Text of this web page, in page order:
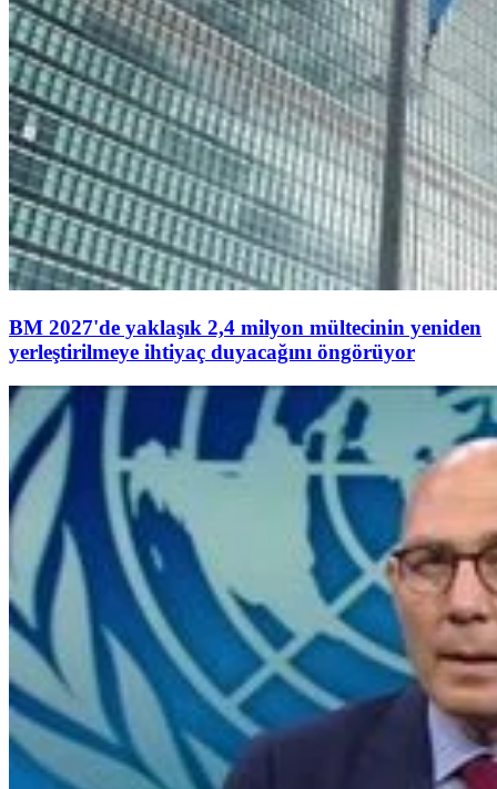
BM 2027'de yaklaşık 2,4 milyon mültecinin yeniden
yerleştirilmeye ihtiyaç duyacağını öngörüyor